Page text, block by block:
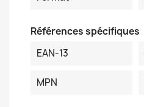
Références spécifiques
EAN-13
MPN